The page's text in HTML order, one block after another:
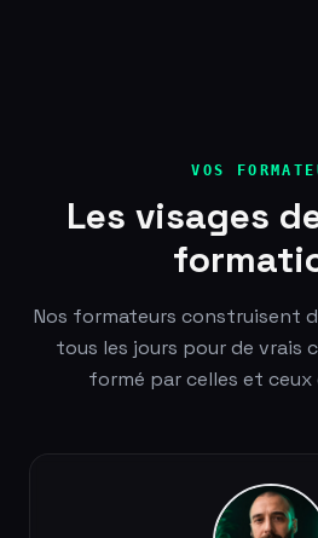
VOS
Les visages
Nos formateurs construisent
tous les jours pour de vrais
formé par celles et